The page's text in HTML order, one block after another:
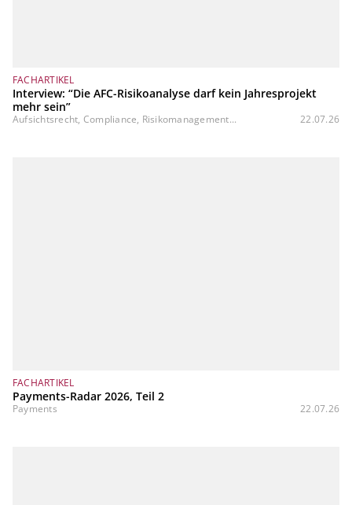
FACHARTIKEL
Interview: “Die AFC-Risikoanalyse darf kein Jahresprojekt
mehr sein”
Aufsichtsrecht, Compliance, Risikomanagement... 22.07.26
FACHARTIKEL
Payments-Radar 2026, Teil 2
Payments 22.07.26